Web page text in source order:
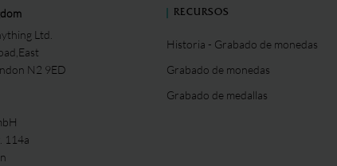
Ltd.
N2 9ED
114a
RECURSOS
Historia - Grabado de monedas
Grabado de monedas
Grabado de medallas